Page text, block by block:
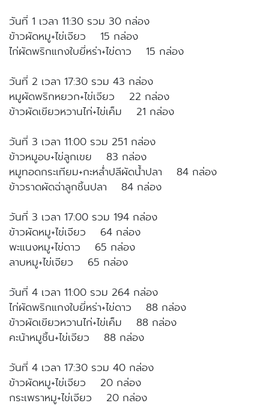
วันที่ 1 เวลา 11:30 รวม 30 กล่อง
ข้าวผัดหมู+ไข่เจียว 15 กล่อง
ไก่ผัดพริกแกงใบยี่หร่า+ไข่ดาว 15 กล่อง
วันที่ 2 เวลา 17:30 รวม 43 กล่อง
หมูผัดพริกหยวก+ไข่เจียว 22 กล่อง
ข้าวผัดเขียวหวานไก่+ไข่เค็ม 21 กล่อง
วันที่ 3 เวลา 11:00 รวม 251 กล่อง
ข้าวหมูอบ+ไข่ลูกเขย 83 กล่อง
หมูทอดกระเทียม+กะหล่ำปลีผัดน้ำปลา 84 กล่อง
ข้าวราดผัดฉ่าลูกชิ้นปลา 84 กล่อง
วันที่ 3 เวลา 17:00 รวม 194 กล่อง
ข้าวผัดหมู+ไข่เจียว 64 กล่อง
พะแนงหมู+ไข่ดาว 65 กล่อง
ลาบหมู+ไข่เจียว 65 กล่อง
วันที่ 4 เวลา 11:00 รวม 264 กล่อง
ไก่ผัดพริกแกงใบยี่หร่า+ไข่ดาว 88 กล่อง
ข้าวผัดเขียวหวานไก่+ไข่เค็ม 88 กล่อง
คะน้าหมูชิ้น+ไข่เจียว 88 กล่อง
วันที่ 4 เวลา 17:30 รวม 40 กล่อง
ข้าวผัดหมู+ไข่เจียว 20 กล่อง
กระเพราหมู+ไข่เจียว 20 กล่อง